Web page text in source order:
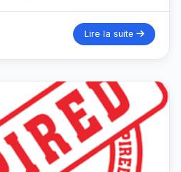
Lire la suite